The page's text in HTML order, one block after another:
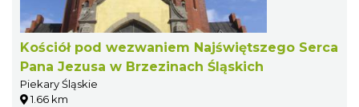
Kościół pod wezwaniem Najświętszego Serca
Pana Jezusa w Brzezinach Śląskich
Piekary Śląskie
1.66 km